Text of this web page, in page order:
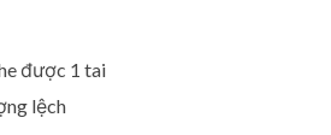
được 1 tai
lệch